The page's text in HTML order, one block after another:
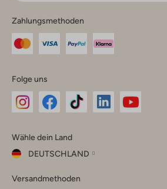
Zahlungsmethoden
Folge uns
Instagram
Facebook
TikTok
Wähle dein Land
DEUTSCHLAND
dein
Versandmethoden